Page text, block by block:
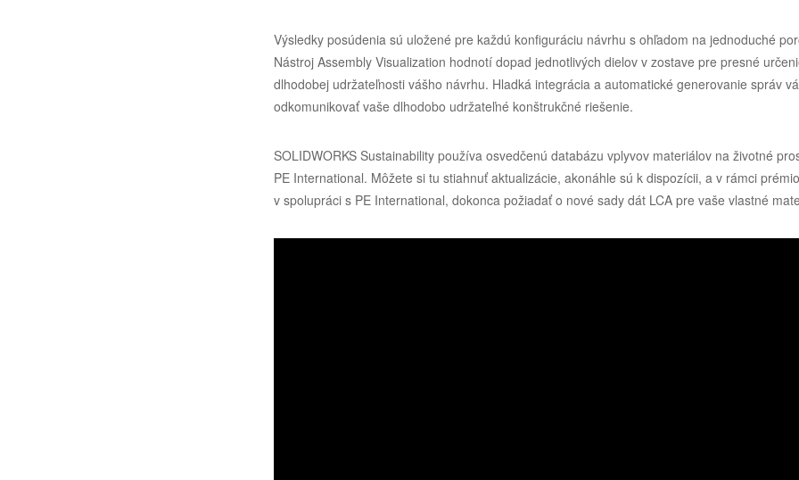
Výsledky posúdenia sú uložené pre každú konfiguráciu návrhu s ohľadom na jednoduché
Nástroj Assembly Visualization hodnotí dopad jednotlivých dielov v zostave pre presné
dlhodobej udržateľnosti vášho návrhu. Hladká integrácia a automatické generovanie správ
odkomunikovať vaše dlhodobo udržateľné konštrukčné riešenie.
SOLIDWORKS Sustainability používa osvedčenú databázu vplyvov materiálov na životné
PE International. Môžete si tu stiahnuť aktualizácie, akonáhle sú k dispozícii, a v rámci
v spolupráci s PE International, dokonca požiadať o nové sady dát LCA pre vaše vlastné